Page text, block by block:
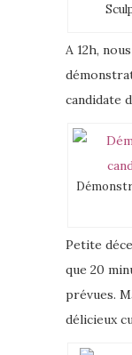
A 12h,
candidate
Petite
que 20
prévues.
délicieux